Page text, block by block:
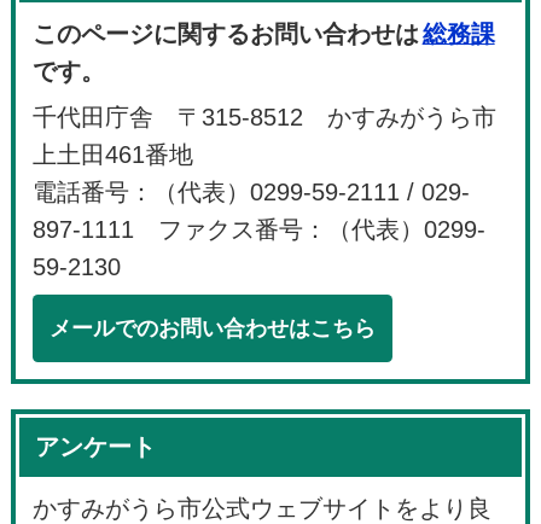
このページに関するお問い合わせは総務課
です。
千代田庁舎 〒315-8512 かすみがうら市
上土田461番地
電話番号：（代表）0299-59-2111 / 029-
897-1111 ファクス番号：（代表）0299-
59-2130
メールでのお問い合わせはこちら
アンケート
かすみがうら市公式ウェブサイトをより良